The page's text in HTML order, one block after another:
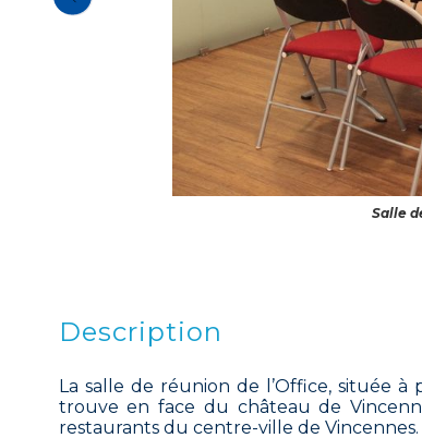
Salle
Description
La salle de réunion de l’Office, située
trouve en face du château de
restaurants du centre-ville de Vincennes.